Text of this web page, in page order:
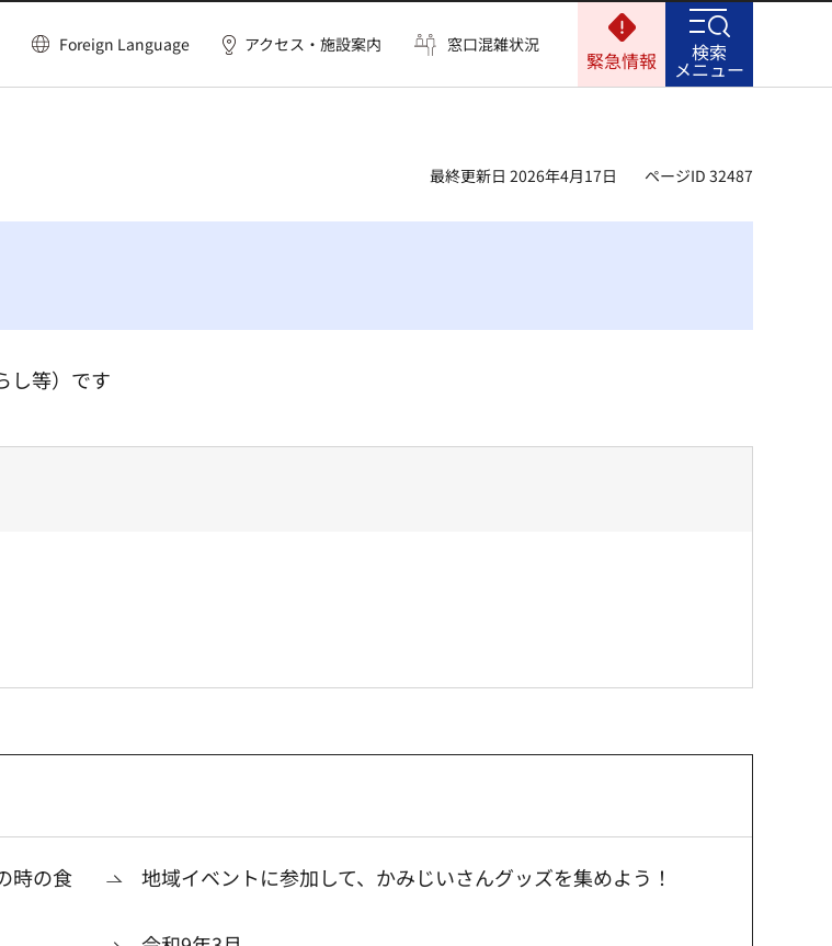
Foreign Language アクセス・施設案内 窓口混雑状況
緊急情報 検索
メニュー
最終更新日 2026年4月17日 ページID 32487
し等）です
時の食
地域イベントに参加して、かみじいさんグッズを集めよう！